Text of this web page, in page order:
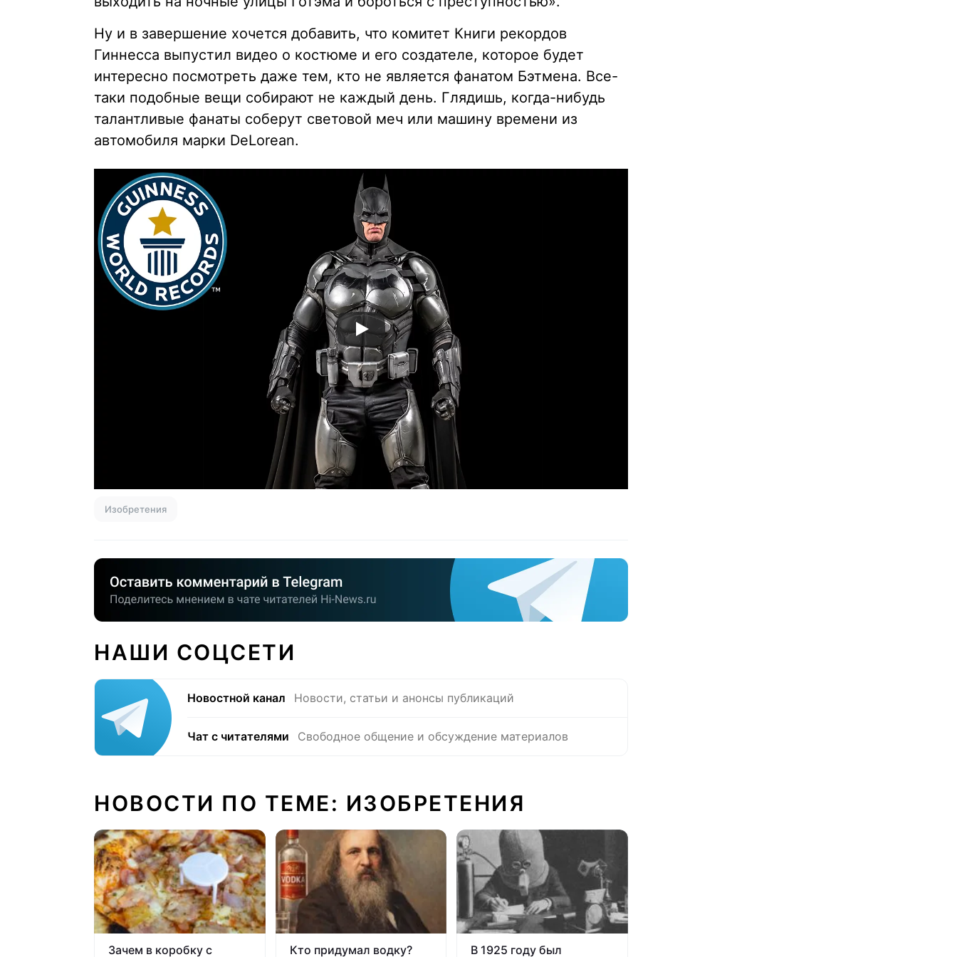
Ну и в завершение хочется добавить, что комитет Книги рекордов
Гиннесса выпустил видео о костюме и его создателе, которое будет
интересно посмотреть даже тем, кто не является фанатом Бэтмена. Все-
таки подобные вещи собирают не каждый день. Глядишь, когда-нибудь
талантливые фанаты соберут световой меч или машину времени из
автомобиля марки DeLorean.
Изобретения
НАШИ СОЦСЕТИ
Новостной канал Новости, статьи и анонсы публикаций
Чат с читателями Свободное общение и обсуждение материалов
НОВОСТИ ПО ТЕМЕ: ИЗОБРЕТЕНИЯ
Зачем в коробку с
Кто придумал водку?
В 1925 году был